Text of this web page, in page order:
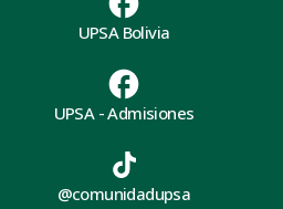
UPSA Bolivia
UPSA - Admisiones
@comunidadupsa